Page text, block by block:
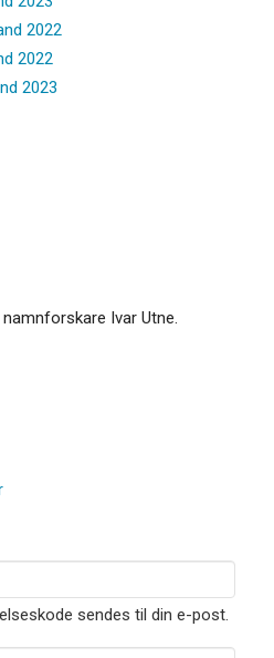
2022
2022
2023
Ivar Utne.
sendes til din e-post.